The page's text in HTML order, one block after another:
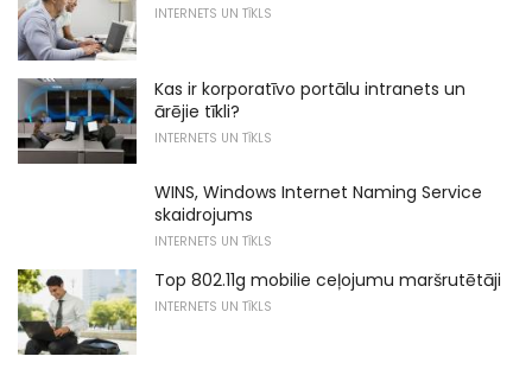
INTERNETS UN TĪKLS
Kas ir korporatīvo portālu intranets un
ārējie tīkli?
INTERNETS UN TĪKLS
WINS, Windows Internet Naming Service
skaidrojums
INTERNETS UN TĪKLS
Top 802.11g mobilie ceļojumu maršrutētāji
INTERNETS UN TĪKLS